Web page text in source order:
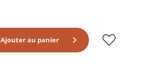
Ajouter au panier